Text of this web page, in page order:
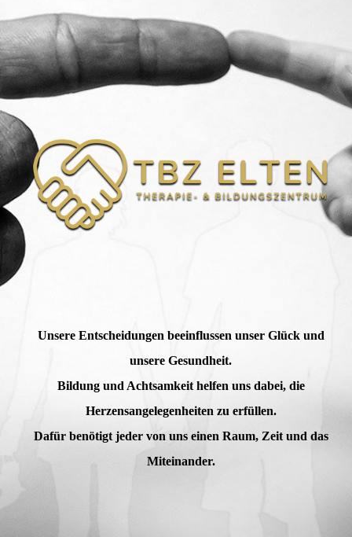
Unsere Entscheidungen beeinflussen unser Glück und
unsere Gesundheit.
Bildung und Achtsamkeit helfen uns dabei, die
Herzensangelegenheiten zu erfüllen.
Dafür benötigt jeder von uns einen Raum, Zeit und das
Miteinander.